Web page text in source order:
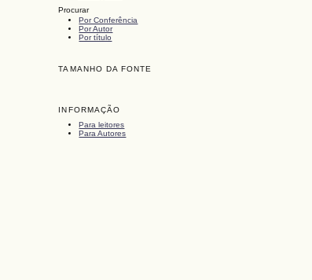
Procurar
Por Conferência
Por Autor
Por título
TAMANHO DA FONTE
INFORMAÇÃO
Para leitores
Para Autores